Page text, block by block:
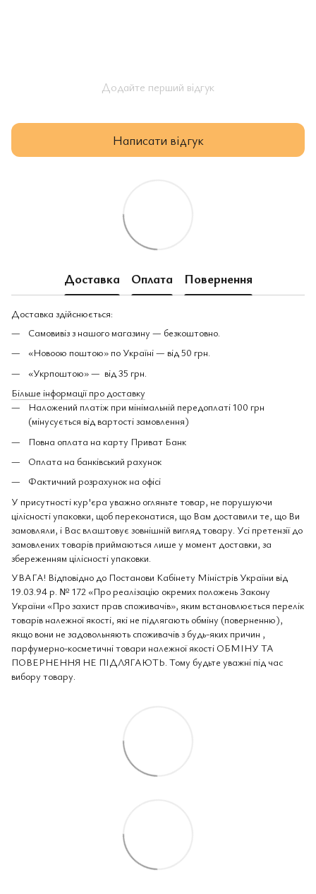
Додайте перший відгук
Написати відгук
Доставка Оплата Повернення
Доставка здійснюється:
Самовивіз з нашого магазину — безкоштовно.
«Новоою поштою» по Україні — від 50 грн.
«Укрпоштою» — від 35 грн.
Більше інформації про доставку
Наложений платіж при мінімальній передоплаті 100 грн
(мінусується від вартості замовлення)
Повна оплата на карту Приват Банк
Оплата на банківський рахунок
Фактичний розрахунок на офісі
У присутності кур'єра уважно огляньте товар, не порушуючи
цілісності упаковки, щоб переконатися, що Вам доставили те, що Ви
замовляли, і Вас влаштовує зовнішній вигляд товару. Усі претензії до
замовлених товарів приймаються лише у момент доставки, за
збереженням цілісності упаковки.
УВАГА! Відповідно до Постанови Кабінету Міністрів України від
19.03.94 р. № 172 «Про реалізацію окремих положень Закону
України «Про захист прав споживачів», яким встановлюється перелік
товарів належної якості, які не підлягають обміну (поверненню),
якщо вони не задовольняють споживачів з будь-яких причин ,
парфумерно-косметичні товари належної якості ОБМІНУ ТА
ПОВЕРНЕННЯ НЕ ПІДЛЯГАЮТЬ. Тому будьте уважні під час
вибору товару.